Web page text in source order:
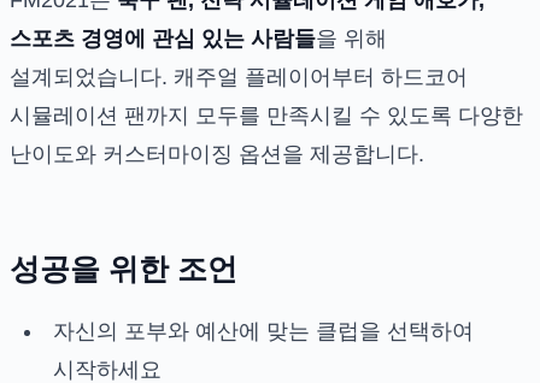
스포츠 경영에 관심 있는 사람들을 위해
설계되었습니다. 캐주얼 플레이어부터 하드코어
시뮬레이션 팬까지 모두를 만족시킬 수 있도록 다양한
난이도와 커스터마이징 옵션을 제공합니다.
성공을 위한 조언
자신의 포부와 예산에 맞는 클럽을 선택하여
시작하세요